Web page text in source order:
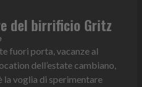
del birrificio Gritz
fuori porta, vacanze al
dell’estate cambiano,
la voglia di sperimentare